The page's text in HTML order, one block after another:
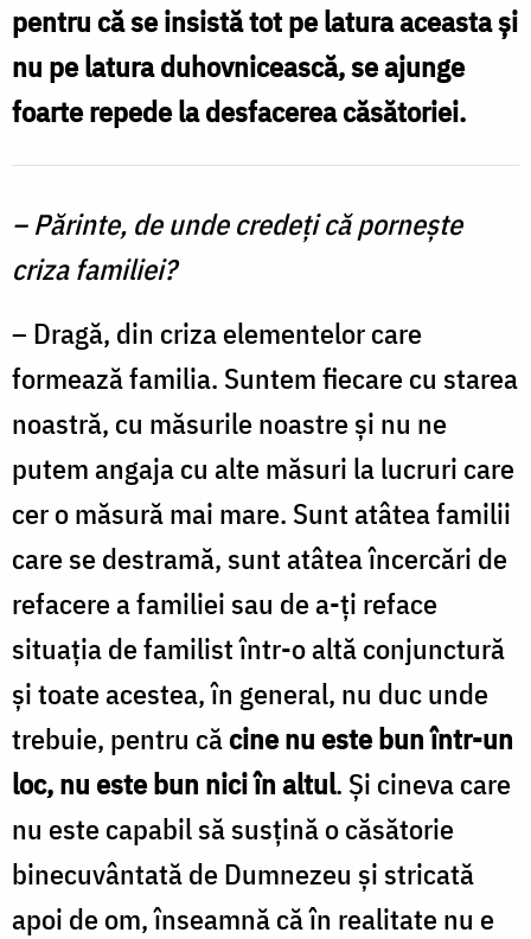
pentru că se insistă tot pe latura aceasta și
nu pe latura duhovnicească, se ajunge
foarte repede la desfacerea căsătoriei.
– Părinte, de unde credeți că pornește
criza familiei?
– Dragă, din criza elementelor care
formează familia. Suntem fiecare cu starea
noastră, cu măsurile noastre și nu ne
putem angaja cu alte măsuri la lucruri care
cer o măsură mai mare. Sunt atâtea familii
care se destramă, sunt atâtea încercări de
refacere a familiei sau de a-ți reface
situația de familist într-o altă conjunctură
și toate acestea, în general, nu duc unde
trebuie, pentru căcine nu este bun într-un
loc, nu este bun nici în altul. Și cineva care
nu este capabil să susțină o căsătorie
binecuvântată de Dumnezeu și stricată
apoi de om, înseamnă că în realitate nu e